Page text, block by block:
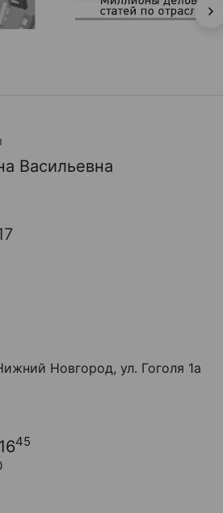
Васильевна
Новгород, ул. Гоголя 1а
45